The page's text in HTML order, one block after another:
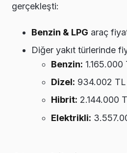
gerçekleşti:
Benzin & LPG araç
Diğer yakıt türlerinde
Benzin: 1.165.000
Dizel: 934.002 TL
Hibrit: 2.144.000
Elektrikli: